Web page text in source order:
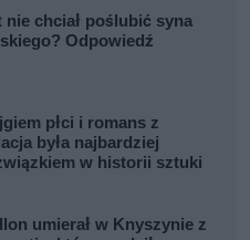
nie chciał poślubić syna
Odpowiedź
płci i romans z
była najbardziej
w historii sztuki
umierał w Knyszynie z